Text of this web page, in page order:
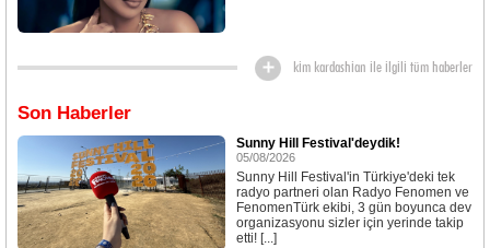
kim kardashian ile ilgili tüm haberler
Son Haberler
Sunny Hill Festival'deydik!
05/08/2026
Sunny Hill Festival'in Türkiye'deki tek
radyo partneri olan Radyo Fenomen ve
FenomenTürk ekibi, 3 gün boyunca dev
organizasyonu sizler için yerinde takip
etti! [...]